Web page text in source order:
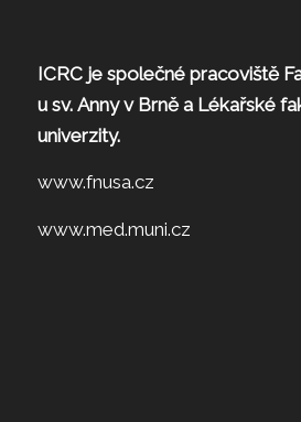
ICRC je společné pracoviště
u sv. Anny v Brně a Lékařské
univerzity.
www.fnusa.cz
www.med.muni.cz